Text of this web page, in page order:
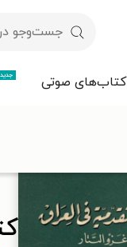
کتاب‌های صوتی جدید